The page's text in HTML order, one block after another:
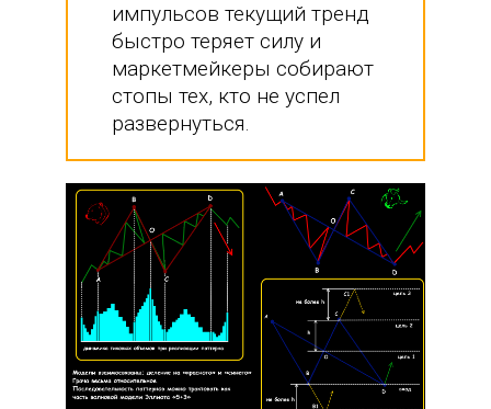
импульсов текущий тренд
быстро теряет силу и
маркетмейкеры собирают
стопы тех, кто не успел
развернуться.